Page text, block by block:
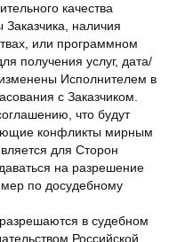
качества
наличия
или программном
получения услуг, дата/
изменены Исполнителем в
с Заказчиком.
что будут
конфликты мирным
для Сторон
на разрешение
по досудебному
в судебном
Российской